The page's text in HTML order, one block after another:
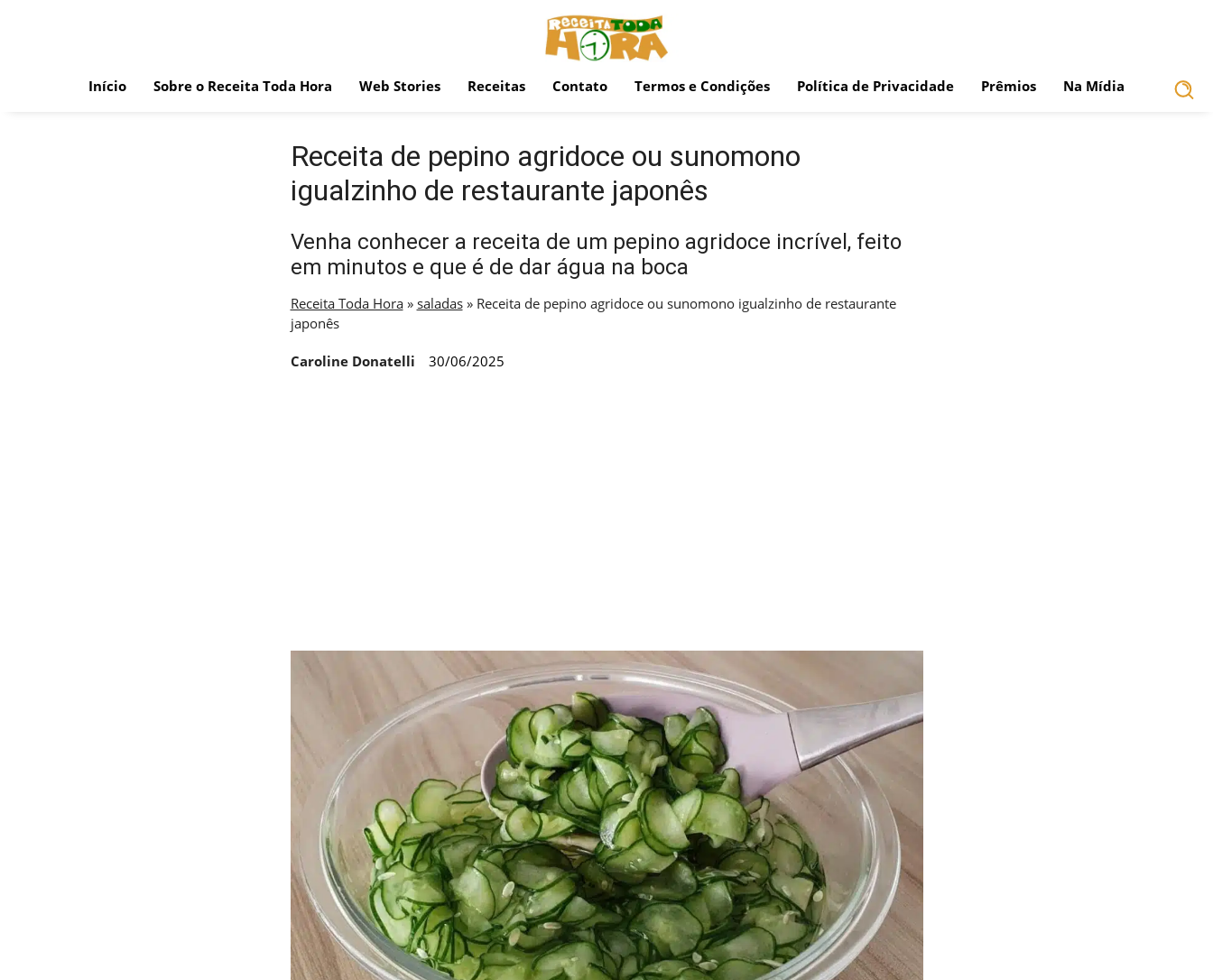
Início Sobre o Receita Toda Hora Web Stories Receitas Contato Termos e Condições Política de Privacidade Prêmios Na Mídia
Receita de pepino agridoce ou sunomono
igualzinho de restaurante japonês
Venha conhecer a receita de um pepino agridoce incrível, feito
em minutos e que é de dar água na boca
Receita Toda Hora» saladas» Receita de pepino agridoce ou sunomono igualzinho de restaurante
japonês
Caroline Donatelli 30/06/2025